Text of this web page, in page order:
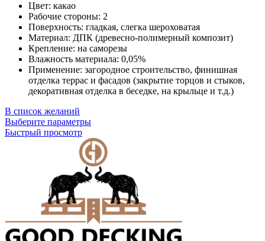
Цвет: какао
Рабочие стороны: 2
Поверхность: гладкая, слегка шероховатая
Материал: ДПК (древесно-полимерный композит)
Крепление: на саморезы
Влажность материала: 0,05%
Применение: загородное строительство, финишная
отделка террас и фасадов (закрытие торцов и стыков,
декоративная отделка в беседке, на крыльце и т.д.)
В список желаний
Выберите параметры
Быстрый просмотр